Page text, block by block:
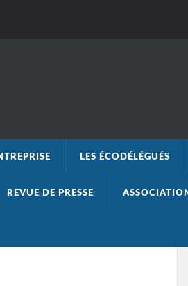
LES ÉCODÉLÉGUÉS
REVUE DE PRESSE